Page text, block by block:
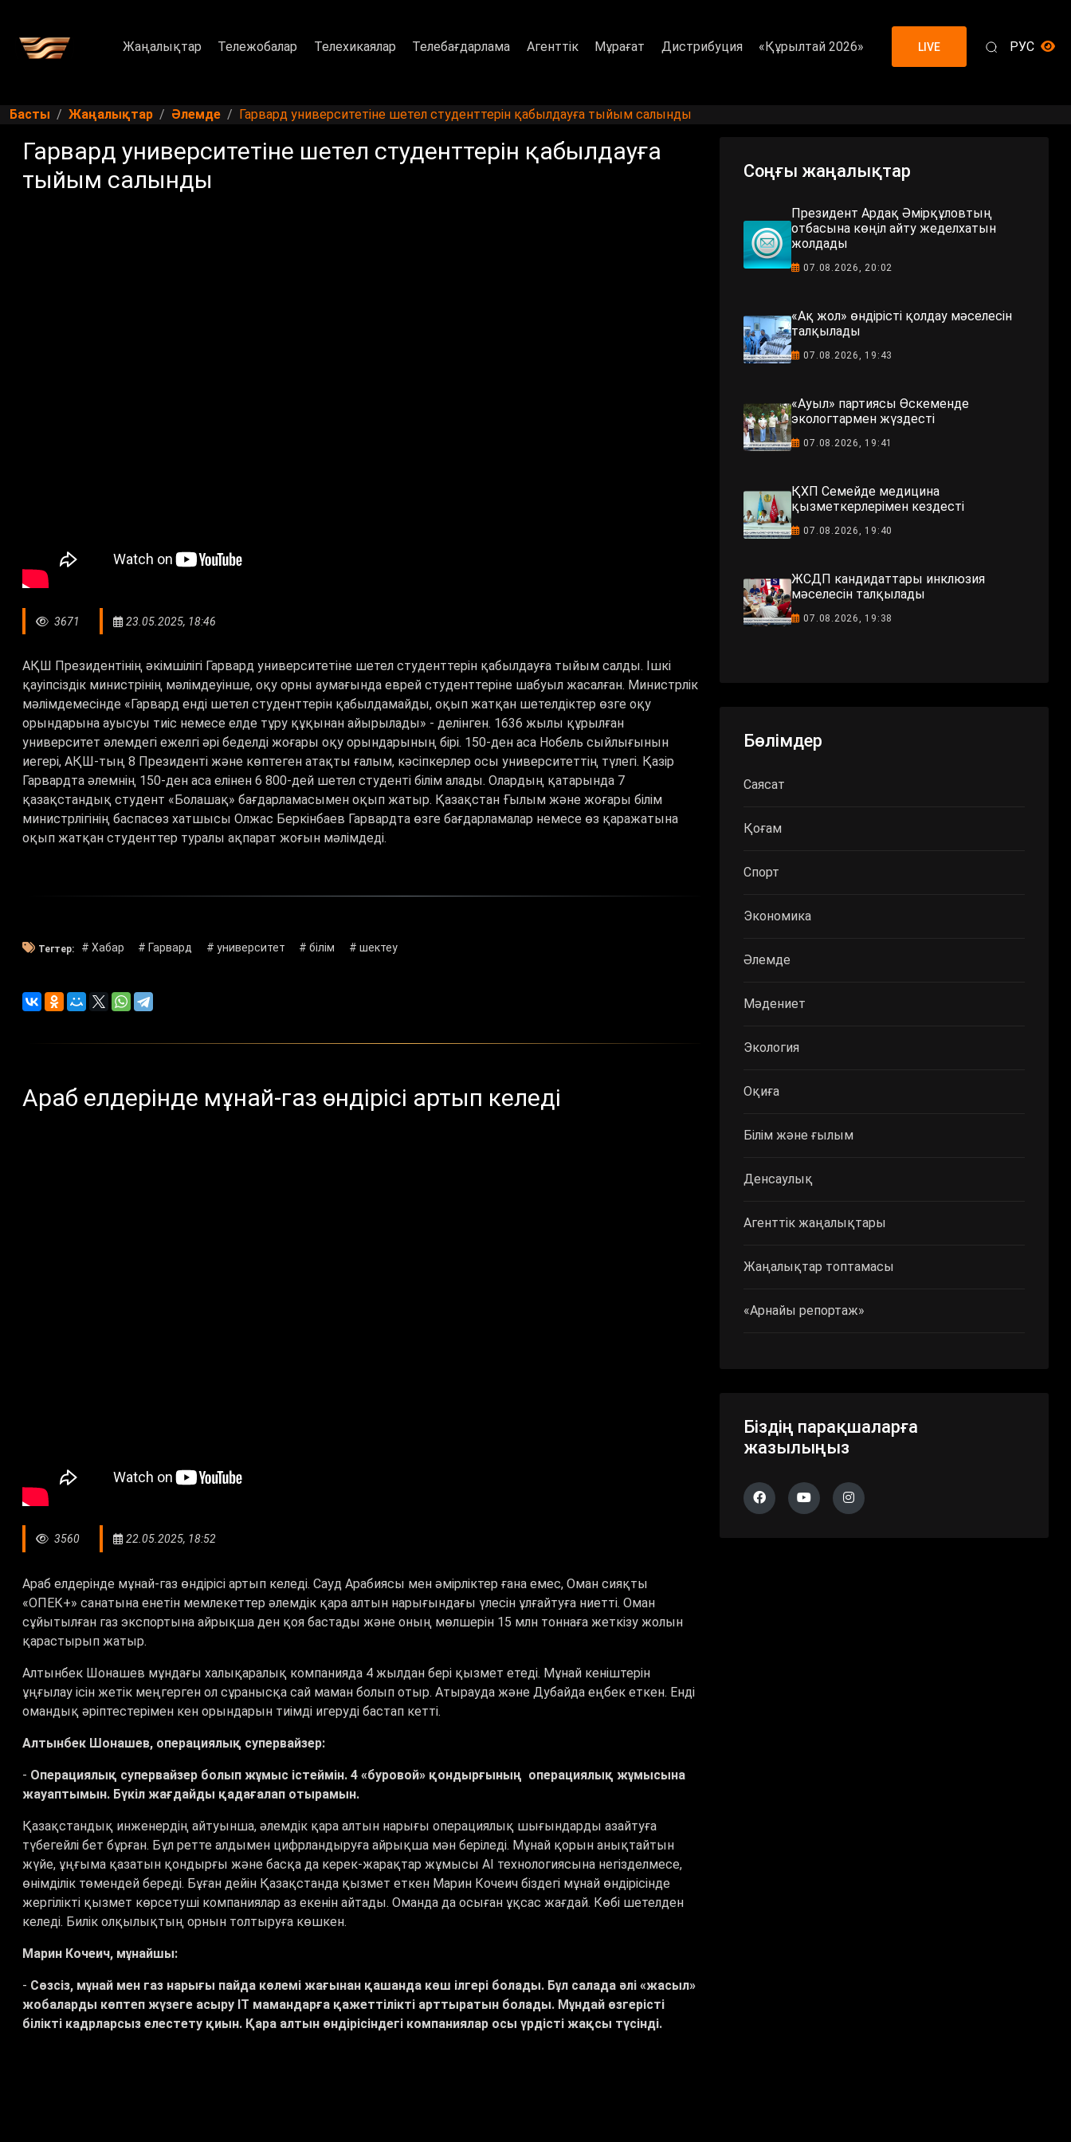
Жаңалықтар Тележобалар Телехикаялар Телебағдарлама Агенттік Мұрағат Дистрибуция «Құрылтай 2026» LIVE РУС
Басты Жаңалықтар Әлемде Гарвард университетіне шетел студенттерін қабылдауға тыйым салынды
Гарвард университетіне шетел студенттерін қабылдауға
тыйым салынды
3671 23.05.2025, 18:46
АҚШ Президентінің әкімшілігі Гарвард университетіне шетел студенттерін қабылдауға тыйым салды. Ішкі
қауіпсіздік министрінің мәлімдеуінше, оқу орны аумағында еврей студенттеріне шабуыл жасалған. Министрлік
мәлімдемесінде «Гарвард енді шетел студенттерін қабылдамайды, оқып жатқан шетелдіктер өзге оқу
орындарына ауысуы тиіс немесе елде тұру құқынан айырылады» - делінген. 1636 жылы құрылған
университет әлемдегі ежелгі әрі беделді жоғары оқу орындарының бірі. 150-ден аса Нобель сыйлығынын
иегері, АҚШ-тың 8 Президенті және көптеген атақты ғалым, кәсіпкерлер осы университеттің түлегі. Қазір
Гарвардта әлемнің 150-ден аса елінен 6 800-дей шетел студенті білім алады. Олардың қатарында 7
қазақстандық студент «Болашақ» бағдарламасымен оқып жатыр. Қазақстан Ғылым және жоғары білім
министрлігінің баспасөз хатшысы Олжас Беркінбаев Гарвардта өзге бағдарламалар немесе өз қаражатына
оқып жатқан студенттер туралы ақпарат жоғын мәлімдеді.
Тегтер: # Хабар # Гарвард # университет # білім # шектеу
Араб елдерінде мұнай-газ өндірісі артып келеді
3560 22.05.2025, 18:52
Араб елдерінде мұнай-газ өндірісі артып келеді. Сауд Арабиясы мен әмірліктер ғана емес, Оман сияқты
«ОПЕК+» санатына енетін мемлекеттер әлемдік қара алтын нарығындағы үлесін ұлғайтуға ниетті. Оман
сұйытылған газ экспортына айрықша ден қоя бастады және оның мөлшерін 15 млн тоннаға жеткізу жолын
қарастырып жатыр.
Алтынбек Шонашев мұндағы халықаралық компанияда 4 жылдан бері қызмет етеді. Мұнай кеніштерін
ұңғылау ісін жетік меңгерген ол сұранысқа сай маман болып отыр. Атырауда және Дубайда еңбек еткен. Енді
омандық әріптестерімен кен орындарын тиімді игеруді бастап кетті.
Алтынбек Шонашев, операциялық супервайзер:
- Операциялық супервайзер болып жұмыс істеймін. 4 «буровой» қондырғының операциялық жұмысына
жауаптымын. Бүкіл жағдайды қадағалап отырамын.
Қазақстандық инженердің айтуынша, әлемдік қара алтын нарығы операциялық шығындарды азайтуға
түбегейлі бет бұрған. Бұл ретте алдымен цифрландыруға айрықша мән беріледі. Мұнай қорын анықтайтын
жүйе, ұңғыма қазатын қондырғы және басқа да керек-жарақтар жұмысы AI технологиясына негізделмесе,
өнімділік төмендей береді. Бұған дейін Қазақстанда қызмет еткен Марин Кочеич біздегі мұнай өндірісінде
жергілікті қызмет көрсетуші компаниялар аз екенін айтады. Оманда да осыған ұқсас жағдай. Көбі шетелден
келеді. Билік олқылықтың орнын толтыруға көшкен.
Марин Кочеич, мұнайшы:
- Сөзсіз, мұнай мен газ нарығы пайда көлемі жағынан қашанда көш ілгері болады. Бұл салада әлі «жасыл»
жобаларды көптеп жүзеге асыру ІТ мамандарға қажеттілікті арттыратын болады. Мұндай өзгерісті
білікті кадрларсыз елестету қиын. Қара алтын өндірісіндегі компаниялар осы үрдісті жақсы түсінді.
Соңғы жаңалықтар
Президент Ардақ Әмірқұловтың
отбасына көңіл айту жеделхатын
жолдады
07.08.2026, 20:02
«Ақ жол» өндірісті қолдау мәселесін
талқылады
07.08.2026, 19:43
«Ауыл» партиясы Өскеменде
экологтармен жүздесті
07.08.2026, 19:41
ҚХП Семейде медицина
қызметкерлерімен кездесті
07.08.2026, 19:40
ЖСДП кандидаттары инклюзия
мәселесін талқылады
07.08.2026, 19:38
Бөлімдер
Саясат
Қоғам
Спорт
Экономика
Әлемде
Мәдениет
Экология
Оқиға
Білім және ғылым
Денсаулық
Агенттік жаңалықтары
Жаңалықтар топтамасы
«Арнайы репортаж»
Біздің парақшаларға
жазылыңыз